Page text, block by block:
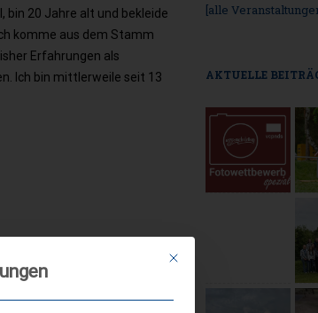
bin 20 Jahre alt und bekleide
komme aus dem Stamm
Erfahrungen als
Ich bin mittlerweile seit 13
[alle
AKTUELLE
Mit diesem Button wird der